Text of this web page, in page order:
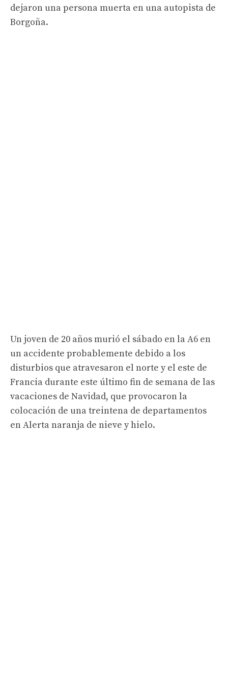
dejaron una persona muerta en una autopista de
Borgoña.
Un joven de 20 años murió el sábado en la A6 en
un accidente probablemente debido a los
disturbios que atravesaron el norte y el este de
Francia durante este último fin de semana de las
vacaciones de Navidad, que provocaron la
colocación de una treintena de departamentos
en Alerta naranja de nieve y hielo.